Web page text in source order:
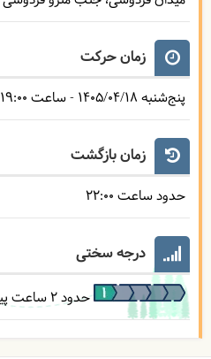
زمان حرکت
پنج‌شنبه 1405/04/18 - ساعت 19:00
زمان بازگشت
حدود ساعت 22:00
درجه سختی
حدود 2 ساعت پیاده‌روی (فضای شهری)